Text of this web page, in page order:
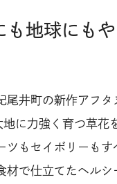
地球にも
尾井町の新作アフ
に力強く育つ草花
ツもセイボリーも
材で仕立てたヘル